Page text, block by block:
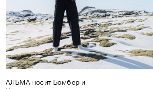
АЛЬМА носит Бомбер и